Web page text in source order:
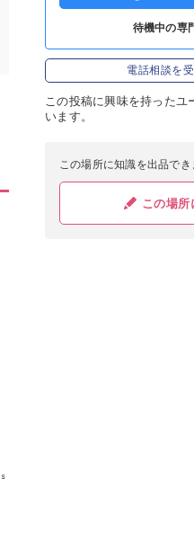
待機中の専
電話相談を
この投稿に興味を持ったユ
います。
この場所に知識を出品でき
この場所